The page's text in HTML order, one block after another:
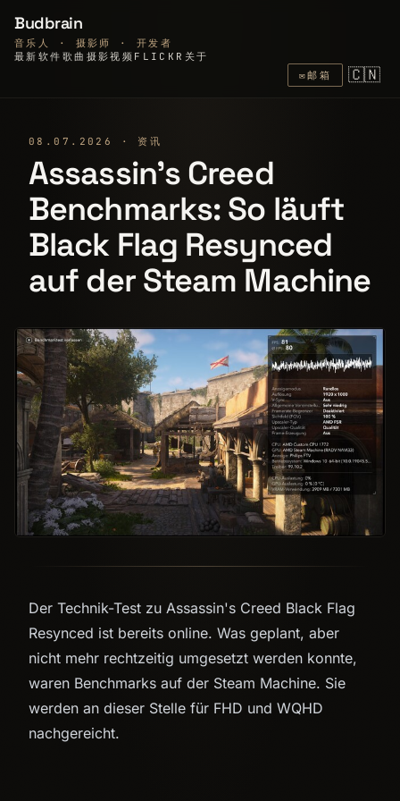
Budbrain
音乐人 · 摄影师 · 开发者
最新 软件 歌曲 摄影视频 FLICKR 关于
✉邮箱 🇨🇳
08.07.2026 · 资讯
Assassin's Creed
Benchmarks: So läuft
Black Flag Resynced
auf der Steam Machine
Der Technik-Test zu Assassin's Creed Black Flag
Resynced ist bereits online. Was geplant, aber
nicht mehr rechtzeitig umgesetzt werden konnte,
waren Benchmarks auf der Steam Machine. Sie
werden an dieser Stelle für FHD und WQHD
nachgereicht.